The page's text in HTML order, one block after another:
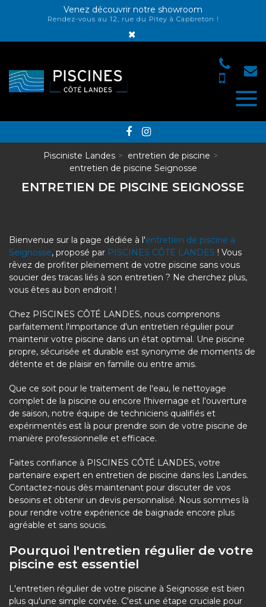
Venez découvrir notre showroom
Rendez-vous au 12, rue du Pitey à Capbreton !
×
Pisciniste Landes
entretien de piscine
entretien de piscine Seignosse
ENTRETIEN DE PISCINE SEIGNOSSE
Bienvenue sur la page dédiée à l'entretien de piscine à
Seignosse, proposé par PISCINES CÔTÉ LANDES ! Vous
rêvez de profiter pleinement de votre piscine sans vous
soucier des tracas liés à son entretien ? Ne cherchez plus,
vous êtes au bon endroit !
Chez PISCINES CÔTÉ LANDES, nous comprenons
parfaitement l'importance d'un entretien régulier pour
maintenir votre piscine dans un état optimal. Une piscine
propre, sécurisée et durable est synonyme de moments de
détente et de plaisir en famille ou entre amis.
Que ce soit pour le traitement de l'eau, le nettoyage
complet de la piscine ou encore l'hivernage et l'ouverture
de saison, notre équipe de techniciens qualifiés et
expérimentés est là pour prendre soin de votre piscine de
manière professionnelle et efficace.
Faites confiance à PISCINES CÔTÉ LANDES, votre
partenaire expert en entretien de piscine dans les Landes.
Contactez-nous dès maintenant pour discuter de vos
besoins et obtenir un devis personnalisé. Nous sommes là
pour rendre votre expérience de baignade encore plus
agréable et sans soucis.
Pourquoi l'entretien régulier de votre
piscine est essentiel
L'entretien régulier de votre piscine à Seignosse est bien
plus qu'une simple corvée. C'est une étape cruciale pour
Panneau de gestion des cookies